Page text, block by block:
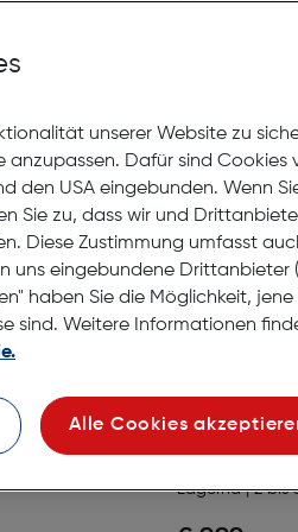
Hama
Lagernd | 6
Preis
€ 17,59
in den
Set
Lagernd | 2 bis
unserer Website zu
anzupassen. Dafür sind Cookies
den USA eingebunden. Wenn
Sie zu, dass wir und
Diese Zustimmung umfasst
uns eingebundene Drittanbieter
haben Sie die Möglichkeit,
sind. Weitere Informationen
Alle Cookies